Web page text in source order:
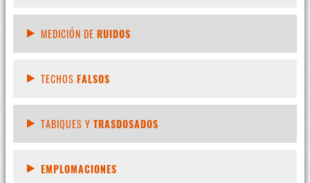
MEDICIÓN DE RUIDOS
TECHOS FALSOS
TABIQUES Y TRASDOSADOS
EMPLOMACIONES